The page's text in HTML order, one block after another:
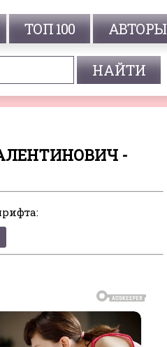
ТОП 100 АВТОРЫ
-